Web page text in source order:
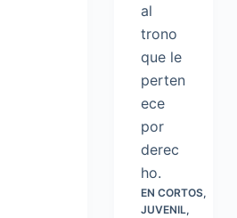
al
trono
que le
perten
ece
por
derec
ho.
EN CORTOS,
JUVENIL,